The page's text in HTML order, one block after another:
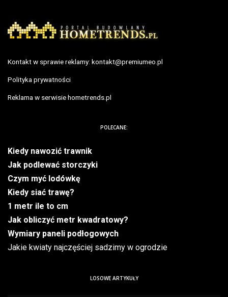
Kontakt w sprawie reklamy: kontakt@premiumeo.pl
Polityka prywatności
Reklama w serwisie hometrends.pl
POLECANE:
Kiedy nawozić trawnik
Jak podlewać storczyki
Czym myć lodówkę
Kiedy siać trawę?
1 metr ile to cm
Jak obliczyć metr kwadratowy?
Wymiary paneli podłogowych
Jakie kwiaty najczęściej sadzimy w ogrodzie
LOSOWE ARTYKUŁY